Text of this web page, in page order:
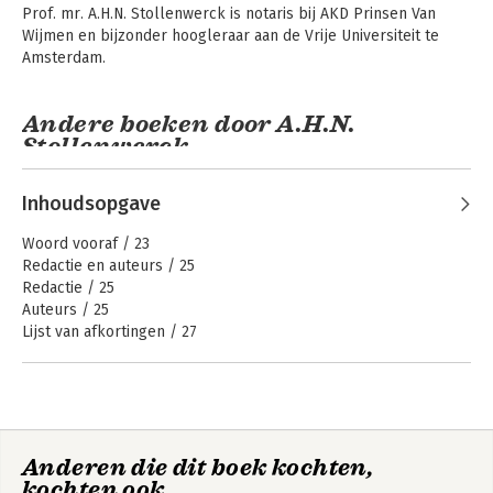
Bekijk alle boeken
Tekst &
Commentaar
Familierecht
internationaal
Prof. mr. A.H.N. Stollenwerck is notaris bij AKD Prinsen Van
Wijmen en bijzonder hoogleraar aan de Vrije Universiteit te
Amsterdam.
Andere boeken door A.H.N.
Stollenwerck
Verzameling
Notariaat 2026
Inhoudsopgave
Woord vooraf / 23
Redactie en auteurs / 25
Redactie / 25
Auteurs / 25
Lijst van afkortingen / 27
1.2 Stand van zaken binnen de domeinen / 34
1.2.1 Domein Rechtspraak / 35
Anderen die dit boek kochten,